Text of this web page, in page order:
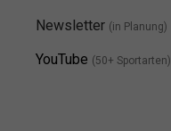
Newsletter (in Planung)
YouTube (50+ Sportarten)